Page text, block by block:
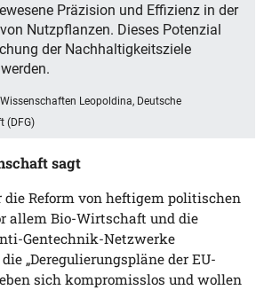
Präzision und Effizienz in der
Nutzpflanzen. Dieses Potenzial
der Nachhaltigkeitsziele
Leopoldina, Deutsche
(DFG)
sagt
Reform von heftigem politischen
allem Bio-Wirtschaft und die
Gentechnik-Netzwerke
„Deregulierungspläne der EU-
sich kompromisslos und wollen